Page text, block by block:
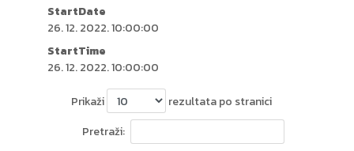
StartDate
26. 12. 2022. 10:00:00
StartTime
26. 12. 2022. 10:00:00
Prikaži
rezultata po stranici
Pretraži: